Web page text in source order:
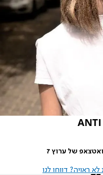
של ערוץ 7
ראויה? דווחו לנו